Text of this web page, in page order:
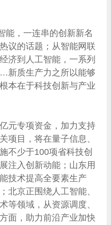
能，一连串的创新新名
议的话题；从智能网联
济到人工智能，一系列
新质生产力之所以能够
本在于科技创新与产业
元专项资金，加力支持
项目，将在量子信息、
不少于100项省科技创
注入创新动能；山东用
技术提高全要素生产
北京正围绕人工智能、
等领域，从资源调度、
面，助力前沿产业加快